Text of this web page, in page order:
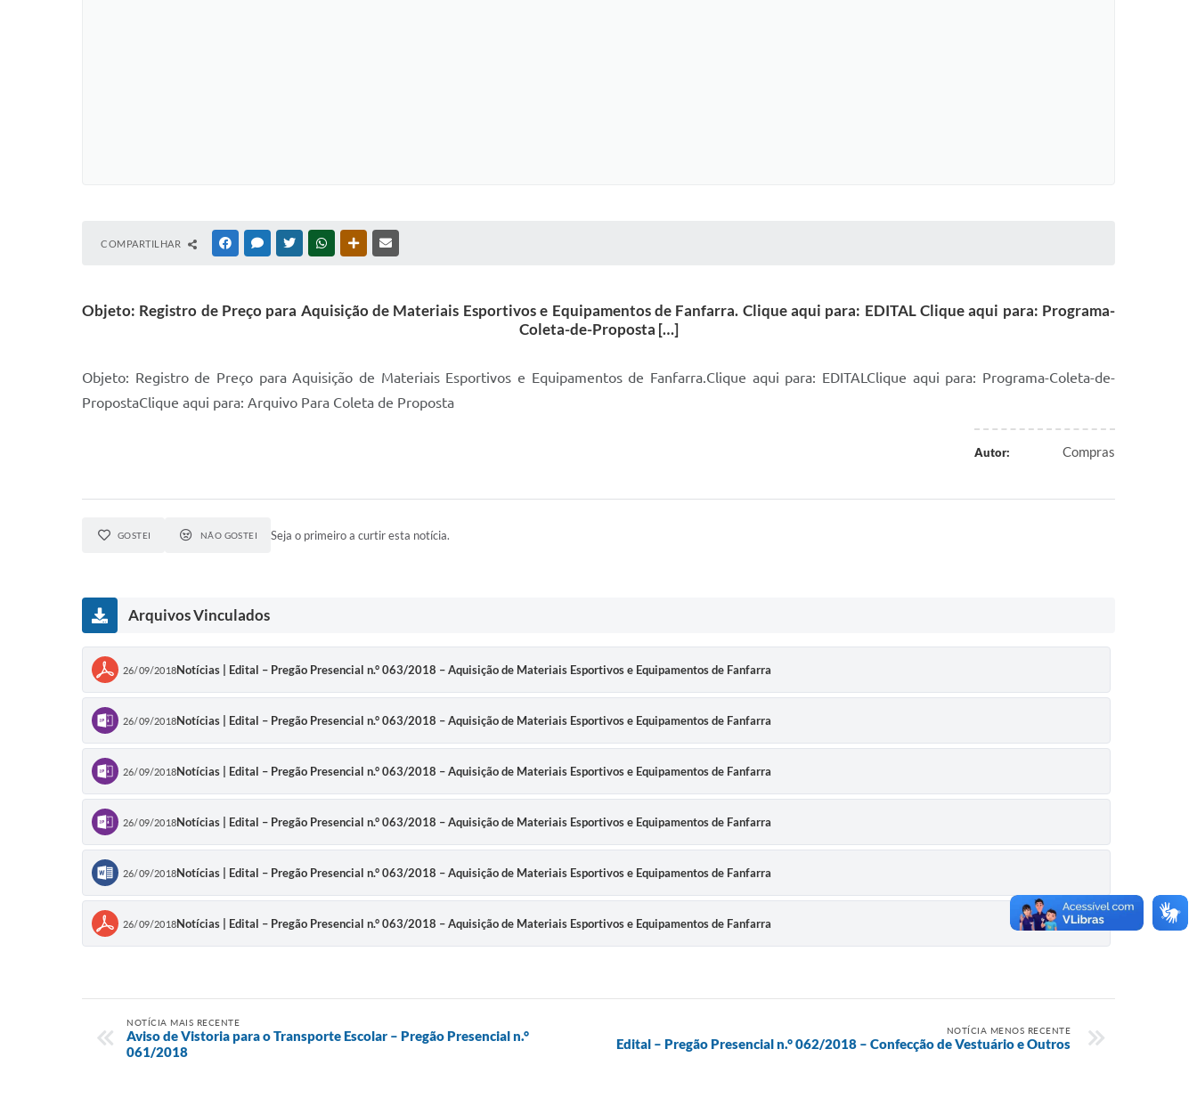
COMPARTILHAR FACEBOOKMESSENGER
TWITTERWHATSAPPOUTRAS MÍDIAS
Objeto: Registro de Preço para Aquisição de Materiais Esportivos e Equipamentos de Fanfarra. Clique aqui para: EDITAL Clique aqui para: Programa-
Coleta-de-Proposta […]
Objeto: Registro de Preço para Aquisição de Materiais Esportivos e Equipamentos de Fanfarra.Clique aqui para: EDITALClique aqui para: Programa-Coleta-de-
PropostaClique aqui para: Arquivo Para Coleta de Proposta
Autor: Compras
GOSTEI NÃO GOSTEI Seja o primeiro a curtir esta notícia.
Arquivos Vinculados
26/09/2018Notícias | Edital – Pregão Presencial n.° 063/2018 – Aquisição de Materiais Esportivos e Equipamentos de Fanfarra
26/09/2018Notícias | Edital – Pregão Presencial n.° 063/2018 – Aquisição de Materiais Esportivos e Equipamentos de Fanfarra
26/09/2018Notícias | Edital – Pregão Presencial n.° 063/2018 – Aquisição de Materiais Esportivos e Equipamentos de Fanfarra
26/09/2018Notícias | Edital – Pregão Presencial n.° 063/2018 – Aquisição de Materiais Esportivos e Equipamentos de Fanfarra
26/09/2018Notícias | Edital – Pregão Presencial n.° 063/2018 – Aquisição de Materiais Esportivos e Equipamentos de Fanfarra
26/09/2018Notícias | Edital – Pregão Presencial n.° 063/2018 – Aquisição de Materiais Esportivos e Equipamentos de Fanfarra
NOTÍCIA MAIS RECENTE
Aviso de Vistoria para o Transporte Escolar – Pregão Presencial n.°
061/2018
NOTÍCIA MENOS RECENTE
Edital – Pregão Presencial n.° 062/2018 – Confecção de Vestuário e Outros